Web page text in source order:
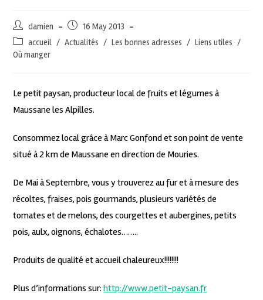
damien
16 May 2013
accueil / Actualités / Les bonnes adresses / Liens utiles /
Où manger
Le petit paysan, producteur local de fruits et légumes à
Maussane les Alpilles.
Consommez local grâce à Marc Gonfond et son point de vente
situé à 2 km de Maussane en direction de Mouries.
De Mai à Septembre, vous y trouverez au fur et à mesure des
récoltes, fraises, pois gourmands, plusieurs variétés de
tomates et de melons, des courgettes et aubergines, petits
pois, aulx, oignons, échalotes……..
Produits de qualité et accueil chaleureux!!!!!!!!
Plus d’informations sur:http://www.petit-paysan.fr